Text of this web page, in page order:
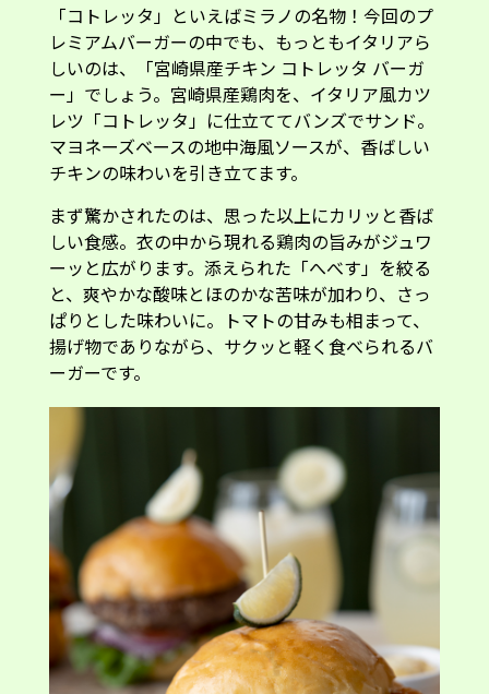
「コトレッタ」といえばミラノの名物！今回のプ
レミアムバーガーの中でも、もっともイタリアら
しいのは、「宮崎県産チキン コトレッタ バーガ
ー」でしょう。宮崎県産鶏肉を、イタリア風カツ
レツ「コトレッタ」に仕立ててバンズでサンド。
マヨネーズベースの地中海風ソースが、香ばしい
チキンの味わいを引き立てます。
まず驚かされたのは、思った以上にカリッと香ば
しい食感。衣の中から現れる鶏肉の旨みがジュワ
ーッと広がります。添えられた「へべす」を絞る
と、爽やかな酸味とほのかな苦味が加わり、さっ
ぱりとした味わいに。トマトの甘みも相まって、
揚げ物でありながら、サクッと軽く食べられるバ
ーガーです。